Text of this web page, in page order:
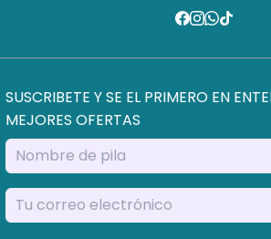
SUSCRIBETE Y SE EL PRIMERO EN
MEJORES OFERTAS